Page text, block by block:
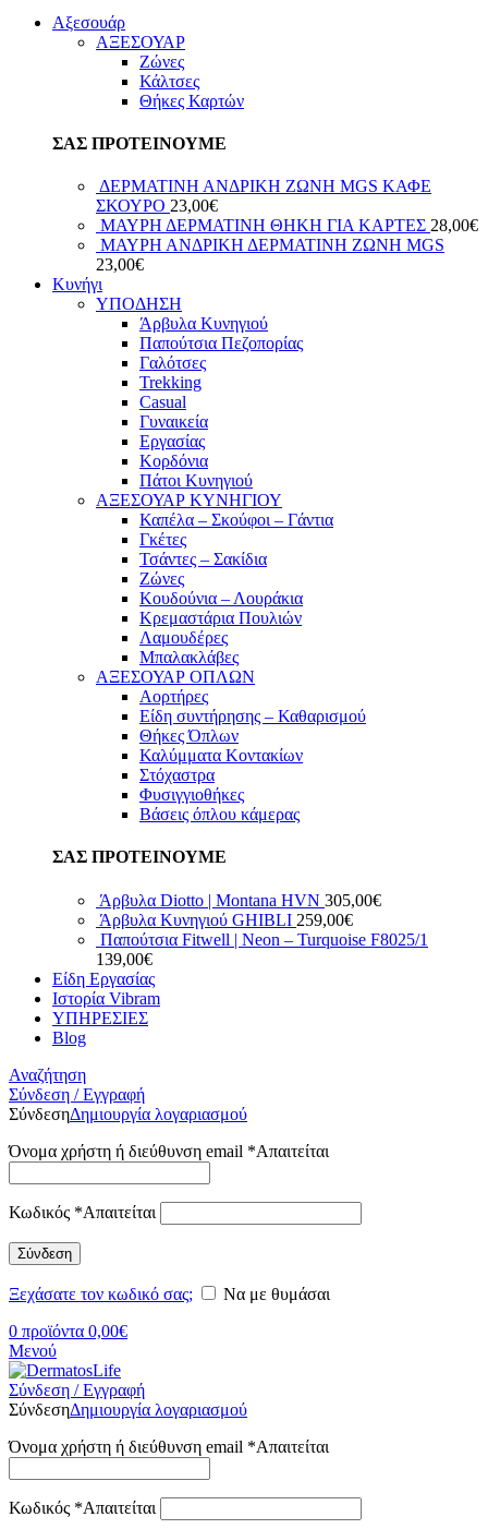
Αξεσουάρ
ΑΞΕΣΟΥΑΡ
Ζώνες
Κάλτσες
Θήκες Καρτών
ΣΑΣ ΠΡΟΤΕΙΝΟΥΜΕ
ΔΕΡΜΑΤΙΝΗ ΑΝΔΡΙΚΗ ΖΩΝΗ MGS ΚΑΦΕ
ΣΚΟΥΡΟ 23,00€
ΜΑΥΡΗ ΔΕΡΜΑΤΙΝΗ ΘΗΚΗ ΓΙΑ ΚΑΡΤΕΣ 28,00€
ΜΑΥΡΗ ΑΝΔΡΙΚΗ ΔΕΡΜΑΤΙΝΗ ΖΩΝΗ MGS
23,00€
Κυνήγι
ΥΠΟΔΗΣΗ
Άρβυλα Κυνηγιού
Παπούτσια Πεζοπορίας
Γαλότσες
Trekking
Casual
Γυναικεία
Εργασίας
Κορδόνια
Πάτοι Κυνηγιού
ΑΞΕΣΟΥΑΡ ΚΥΝΗΓΙΟΥ
Καπέλα – Σκούφοι – Γάντια
Γκέτες
Τσάντες – Σακίδια
Ζώνες
Κουδούνια – Λουράκια
Κρεμαστάρια Πουλιών
Λαμουδέρες
Μπαλακλάβες
ΑΞΕΣΟΥΑΡ ΟΠΛΩΝ
Αορτήρες
Είδη συντήρησης – Καθαρισμού
Θήκες Όπλων
Καλύμματα Κοντακίων
Στόχαστρα
Φυσιγγιοθήκες
Βάσεις όπλου κάμερας
ΣΑΣ ΠΡΟΤΕΙΝΟΥΜΕ
Άρβυλα Diotto | Montana HVN 305,00€
Άρβυλα Κυνηγιού GHIBLI 259,00€
Παπούτσια Fitwell | Neon – Turquoise F8025/1
139,00€
Είδη Εργασίας
Ιστορία Vibram
ΥΠΗΡΕΣΙΕΣ
Blog
Αναζήτηση
Σύνδεση / Εγγραφή
ΣύνδεσηΔημιουργία λογαριασμού
Όνομα χρήστη ή διεύθυνση email *Απαιτείται
Κωδικός *Απαιτείται
Σύνδεση
Ξεχάσατε τον κωδικό σας;
Να με θυμάσαι
0 προϊόντα 0,00€
Μενού
Σύνδεση / Εγγραφή
ΣύνδεσηΔημιουργία λογαριασμού
Όνομα χρήστη ή διεύθυνση email *Απαιτείται
Κωδικός *Απαιτείται